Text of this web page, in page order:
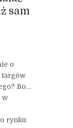
sam
o
targów
Bo…
w
rynku